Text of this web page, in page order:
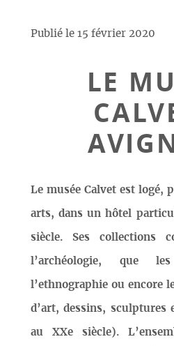
Publié le 15 février 2020
LE
Le musée Calvet est logé,
arts, dans un hôtel
siècle. Ses collections
l’archéologie, que
l’ethnographie ou encore
d’art, dessins, sculptures
au XXe siècle).